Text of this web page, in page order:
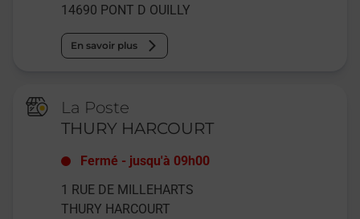
14690 PONT D OUILLY
En savoir plus
La Poste
THURY HARCOURT
Fermé - jusqu'à 09h00
1 RUE DE MILLEHARTS
THURY HARCOURT